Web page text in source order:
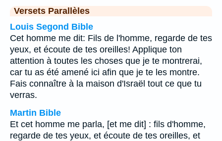
Versets Parallèles
Louis Segond Bible
Cet homme me dit: Fils de l'homme, regarde de tes
yeux, et écoute de tes oreilles! Applique ton
attention à toutes les choses que je te montrerai,
car tu as été amené ici afin que je te les montre.
Fais connaître à la maison d'Israël tout ce que tu
verras.
Martin Bible
Et cet homme me parla, [et me dit] : fils d'homme,
regarde de tes yeux, et écoute de tes oreilles, et